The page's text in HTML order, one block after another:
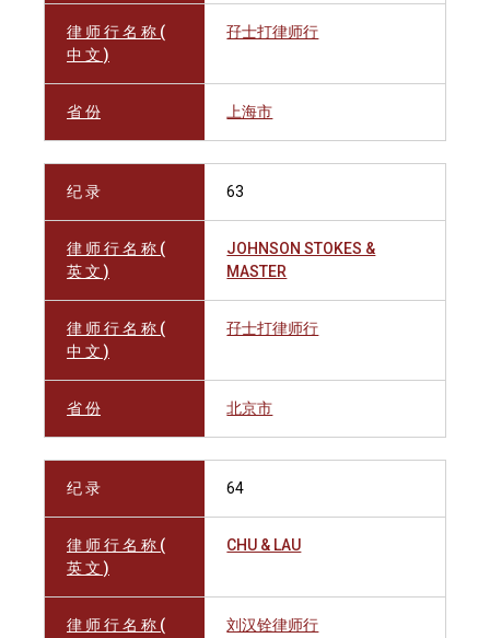
律 师 行 名 称 (
中 文 )
孖士打律师行
省 份 上海市
纪 录 63
律 师 行 名 称 (
英 文 )
JOHNSON STOKES &
MASTER
律 师 行 名 称 (
中 文 )
孖士打律师行
省 份 北京市
纪 录 64
律 师 行 名 称 (
英 文 )
CHU & LAU
律 师 行 名 称 (
刘汉铨律师行